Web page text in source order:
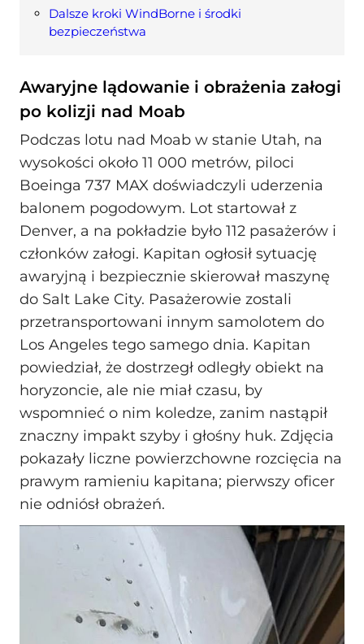
Dalsze kroki WindBorne i środki
bezpieczeństwa
Awaryjne lądowanie i obrażenia załogi
po kolizji nad Moab
Podczas lotu nad Moab w stanie Utah, na
wysokości około 11 000 metrów, piloci
Boeinga 737 MAX doświadczyli uderzenia
balonem pogodowym. Lot startował z
Denver, a na pokładzie było 112 pasażerów i
członków załogi. Kapitan ogłosił sytuację
awaryjną i bezpiecznie skierował maszynę
do Salt Lake City. Pasażerowie zostali
przetransportowani innym samolotem do
Los Angeles tego samego dnia. Kapitan
powiedział, że dostrzegł odległy obiekt na
horyzoncie, ale nie miał czasu, by
wspomnieć o nim koledze, zanim nastąpił
znaczny impakt szyby i głośny huk. Zdjęcia
pokazały liczne powierzchowne rozcięcia na
prawym ramieniu kapitana; pierwszy oficer
nie odniósł obrażeń.